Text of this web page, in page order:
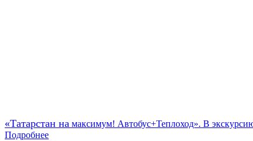
«Татарстан на максимум! Автобус+Теплоход». В
Подробнее